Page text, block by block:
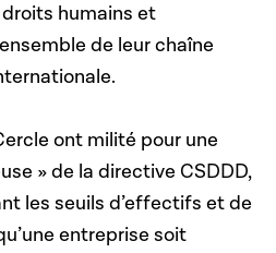
humains et
de leur chaîne
ont milité pour une
» de la directive CSDDD,
les seuils d’effectifs et de
entreprise soit